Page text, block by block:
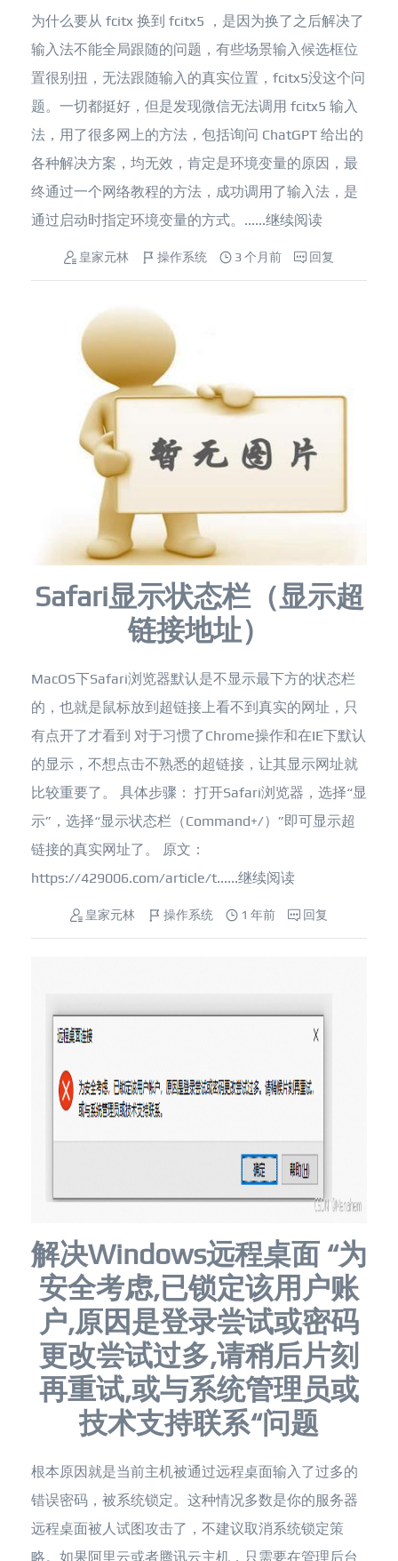
为什么要从 fcitx 换到 fcitx5 ，是因为换了之后解决了
输入法不能全局跟随的问题，有些场景输入候选框位
置很别扭，无法跟随输入的真实位置，fcitx5没这个问
题。一切都挺好，但是发现微信无法调用 fcitx5 输入
法，用了很多网上的方法，包括询问 ChatGPT 给出的
各种解决方案，均无效，肯定是环境变量的原因，最
终通过一个网络教程的方法，成功调用了输入法，是
通过启动时指定环境变量的方式。......继续阅读
皇家元林 操作系统 3 个月前 回复
Safari显示状态栏（显示超
链接地址）
MacOS下Safari浏览器默认是不显示最下方的状态栏
的，也就是鼠标放到超链接上看不到真实的网址，只
有点开了才看到 对于习惯了Chrome操作和在IE下默认
的显示，不想点击不熟悉的超链接，让其显示网址就
比较重要了。 具体步骤： 打开Safari浏览器，选择“显
示”，选择“显示状态栏（Command+/）”即可显示超
链接的真实网址了。 原文：
https://429006.com/article/t......继续阅读
皇家元林 操作系统 1 年前 回复
解决Windows远程桌面 “为
安全考虑,已锁定该用户账
户,原因是登录尝试或密码
更改尝试过多,请稍后片刻
再重试,或与系统管理员或
技术支持联系“问题
根本原因就是当前主机被通过远程桌面输入了过多的
错误密码，被系统锁定。这种情况多数是你的服务器
远程桌面被人试图攻击了，不建议取消系统锁定策
略。如果阿里云或者腾讯云主机，只需要在管理后台